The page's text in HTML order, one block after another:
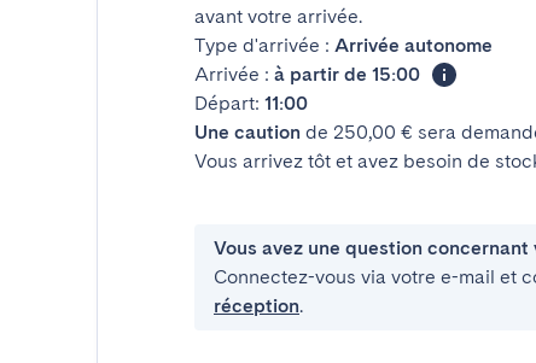
avant votre arrivée.
Type d'arrivée : Arrivée autonome
Arrivée : à partir de 15:00
Départ: 11:00
Une caution de 250,00 € sera
Vous arrivez tôt et avez besoin de
Vous avez une question concernant
Connectez-vous via votre e-mail et
réception.